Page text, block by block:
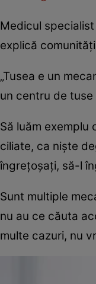
Medicul
explică
„Tusea e un
un centru de
Să luăm
ciliate, ca niște
îngrețoșați, să-l
Sunt multiple
nu au ce căuta
multe cazuri, nu